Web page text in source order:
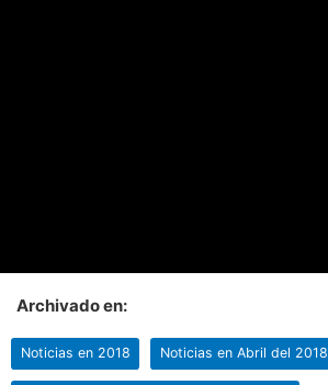
Archivado en:
Noticias en 2018 Noticias en Abril del 2018